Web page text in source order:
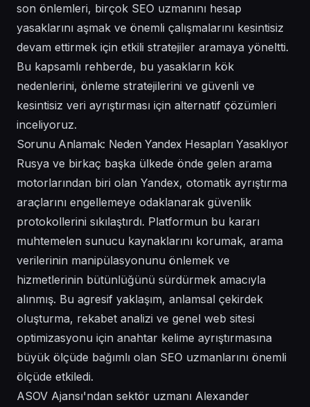
son önlemleri, birçok SEO uzmanını hesap
yasaklarını aşmak ve önemli çalışmalarını kesintisiz
devam ettirmek için etkili stratejiler aramaya yöneltti.
Bu kapsamlı rehberde, bu yasakların kök
nedenlerini, önleme stratejilerini ve güvenli ve
kesintisiz veri ayrıştırması için alternatif çözümleri
inceliyoruz.
Sorunu Anlamak: Neden Yandex Hesapları Yasaklıyor
Rusya ve birkaç başka ülkede önde gelen arama
motorlarından biri olan Yandex, otomatik ayrıştırma
araçlarını engellemeye odaklanarak güvenlik
protokollerini sıkılaştırdı. Platformun bu kararı
muhtemelen sunucu kaynaklarını korumak, arama
verilerinin manipülasyonunu önlemek ve
hizmetlerinin bütünlüğünü sürdürmek amacıyla
alınmış. Bu agresif yaklaşım, anlamsal çekirdek
oluşturma, rekabet analizi ve genel web sitesi
optimizasyonu için anahtar kelime ayrıştırmasına
büyük ölçüde bağımlı olan SEO uzmanlarını önemli
ölçüde etkiledi.
ASOV Ajansı'ndan sektör uzmanı Alexander